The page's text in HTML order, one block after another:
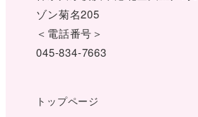
ゾン菊名205
＜電話番号＞
045-834-7663
トップページ